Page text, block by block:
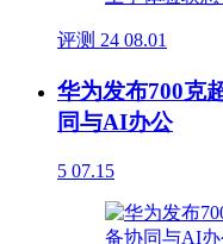
评测 24 08.01
华为发布700克
同与AI办公
5 07.15